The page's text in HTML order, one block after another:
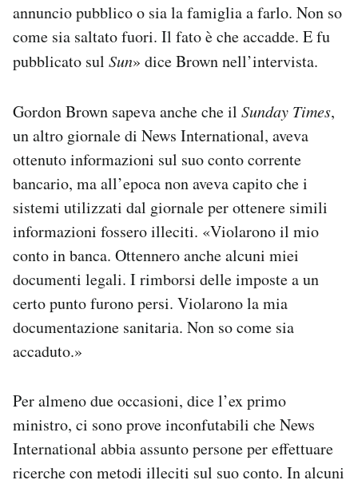
annuncio pubblico o sia la famiglia a farlo. Non so
come sia saltato fuori. Il fato è che accadde. E fu
pubblicato sul Sun» dice Brown nell’intervista.
Gordon Brown sapeva anche che il Sunday Times,
un altro giornale di News International, aveva
ottenuto informazioni sul suo conto corrente
bancario, ma all’epoca non aveva capito che i
sistemi utilizzati dal giornale per ottenere simili
informazioni fossero illeciti. «Violarono il mio
conto in banca. Ottennero anche alcuni miei
documenti legali. I rimborsi delle imposte a un
certo punto furono persi. Violarono la mia
documentazione sanitaria. Non so come sia
accaduto.»
Per almeno due occasioni, dice l’ex primo
ministro, ci sono prove inconfutabili che News
International abbia assunto persone per effettuare
ricerche con metodi illeciti sul suo conto. In alcuni